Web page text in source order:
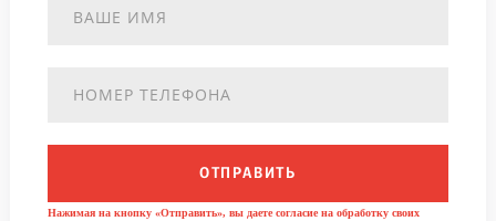
ОТПРАВИТЬ
Нажимая на кнопку «Отправить», вы даете согласие на обработку своих